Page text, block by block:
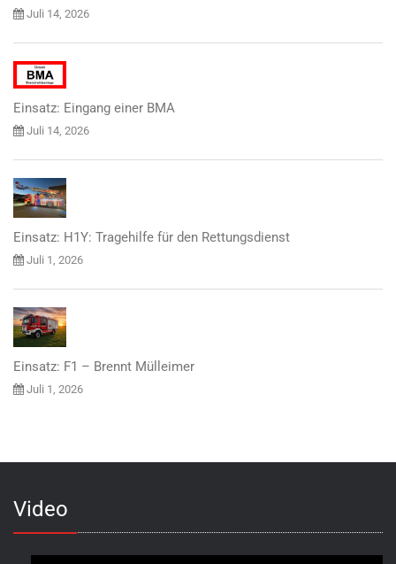
Juli 14, 2026
Einsatz: Eingang einer BMA
Juli 14, 2026
Einsatz: H1Y: Tragehilfe für den Rettungsdienst
Juli 1, 2026
Einsatz: F1 – Brennt Mülleimer
Juli 1, 2026
Video